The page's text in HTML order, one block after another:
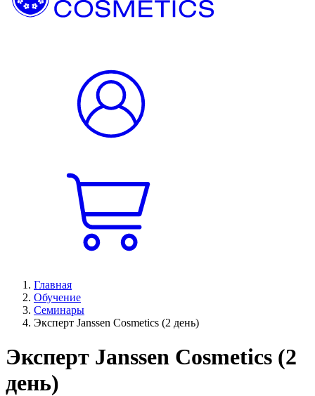
Главная
Обучение
Семинары
Эксперт Janssen Cosmetics (2 день)
Эксперт Janssen Cosmetics (2
день)